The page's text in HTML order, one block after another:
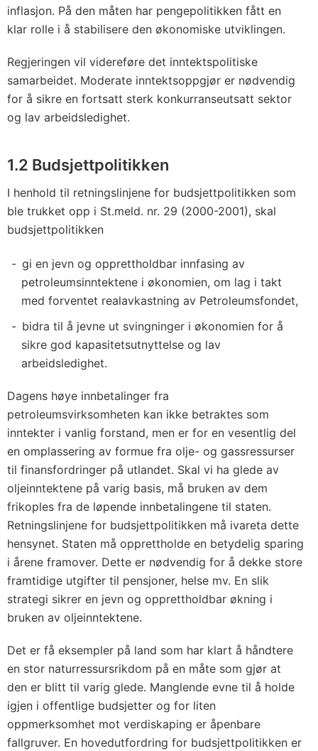
inflasjon. På den måten har pengepolitikken fått en
klar rolle i å stabilisere den økonomiske utviklingen.
Regjeringen vil videreføre det inntektspolitiske
samarbeidet. Moderate inntektsoppgjør er nødvendig
for å sikre en fortsatt sterk konkurranseutsatt sektor
og lav arbeidsledighet.
1.2 Budsjettpolitikken
I henhold til retningslinjene for budsjettpolitikken som
ble trukket opp i St.meld. nr. 29 (2000-2001), skal
budsjettpolitikken
gi en jevn og opprettholdbar innfasing av
petroleumsinntektene i økonomien, om lag i takt
med forventet realavkastning av Petroleumsfondet,
bidra til å jevne ut svingninger i økonomien for å
sikre god kapasitetsutnyttelse og lav
arbeidsledighet.
Dagens høye innbetalinger fra
petroleumsvirksomheten kan ikke betraktes som
inntekter i vanlig forstand, men er for en vesentlig del
en omplassering av formue fra olje- og gassressurser
til finansfordringer på utlandet. Skal vi ha glede av
oljeinntektene på varig basis, må bruken av dem
frikoples fra de løpende innbetalingene til staten.
Retningslinjene for budsjettpolitikken må ivareta dette
hensynet. Staten må opprettholde en betydelig sparing
i årene framover. Dette er nødvendig for å dekke store
framtidige utgifter til pensjoner, helse mv. En slik
strategi sikrer en jevn og opprettholdbar økning i
bruken av oljeinntektene.
Det er få eksempler på land som har klart å håndtere
en stor naturressursrikdom på en måte som gjør at
den er blitt til varig glede. Manglende evne til å holde
igjen i offentlige budsjetter og for liten
oppmerksomhet mot verdiskaping er åpenbare
fallgruver. En hovedutfordring for budsjettpolitikken er